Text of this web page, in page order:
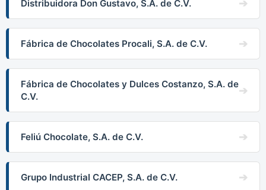
Distribuidora Don Gustavo, S.A. de C.V.
Fábrica de Chocolates Procali, S.A. de C.V.
Fábrica de Chocolates y Dulces Costanzo, S.A. de
C.V.
Feliú Chocolate, S.A. de C.V.
Grupo Industrial CACEP, S.A. de C.V.